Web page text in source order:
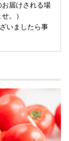
届けされる場
。）
いましたら事